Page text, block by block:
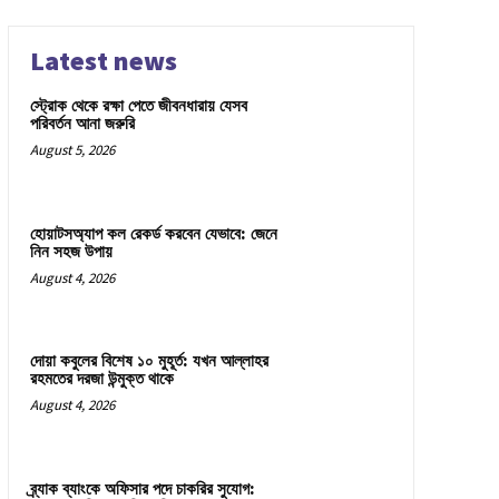
Latest news
স্ট্রোক থেকে রক্ষা পেতে জীবনধারায় যেসব
পরিবর্তন আনা জরুরি
August 5, 2026
হোয়াটসঅ্যাপ কল রেকর্ড করবেন যেভাবে: জেনে
নিন সহজ উপায়
August 4, 2026
দোয়া কবুলের বিশেষ ১০ মুহূর্ত: যখন আল্লাহর
রহমতের দরজা উন্মুক্ত থাকে
August 4, 2026
ব্র্যাক ব্যাংকে অফিসার পদে চাকরির সুযোগ: